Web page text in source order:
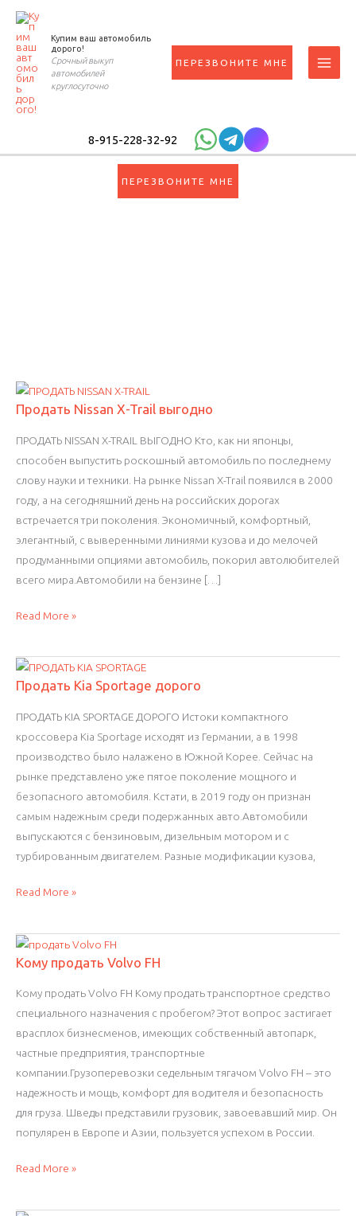
Перейти
содержимому
Купим ваш автомобиль
дорого!
Срочный выкуп
автомобилей
круглосуточно
ПЕРЕЗВОНИТЕ МНЕ
8-915-228-32-92
ПЕРЕЗВОНИТЕ МНЕ
Продать Nissan X-Trail выгодно
ПРОДАТЬ NISSAN X-TRAIL ВЫГОДНО Кто, как ни японцы,
способен выпустить роскошный автомобиль по последнему
слову науки и техники. На рынке Nissan X-Trail появился в 2000
году, а на сегодняшний день на российских дорогах
встречается три поколения. Экономичный, комфортный,
элегантный, с выверенными линиями кузова и до мелочей
продуманными опциями автомобиль, покорил автолюбителей
всего мира.Автомобили на бензине […]
Продать
X-
Trail
выгодно
Read More »
Продать Kia Sportage дорого
ПРОДАТЬ KIA SPORTAGE ДОРОГО Истоки компактного
кроссовера Kia Sportage исходят из Германии, а в 1998
производство было налажено в Южной Корее. Сейчас на
рынке представлено уже пятое поколение мощного и
безопасного автомобиля. Кстати, в 2019 году он признан
самым надежным среди подержанных авто.Автомобили
выпускаются с бензиновым, дизельным мотором и с
турбированным двигателем. Разные модификации кузова,
Продать
Sportage
дорого
Read More »
Кому продать Volvo FH
Кому продать Volvo FH Кому продать транспортное средство
специального назначения с пробегом? Этот вопрос застигает
врасплох бизнесменов, имеющих собственный автопарк,
частные предприятия, транспортные
компании.Грузоперевозки седельным тягачом Volvo FH – это
надежность и мощь, комфорт для водителя и безопасность
для груза. Шведы представили грузовик, завоевавший мир. Он
популярен в Европе и Азии, пользуется успехом в России.
Кому
Volvo
Read More »